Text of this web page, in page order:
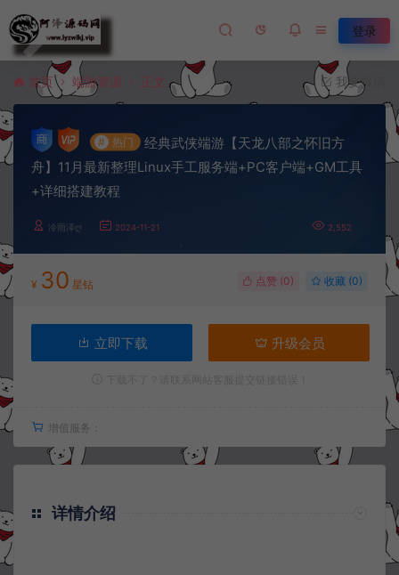
登录
首页 端游资源 正文 我要投稿
# 热门
经典武侠端游【天龙八部之怀旧方
舟】11月最新整理Linux手工服务端+PC客户端+GM工具
+详细搭建教程
冷雨泽ღ 2024-11-21 2,552
¥ 30 星钻 点赞 (0) 收藏 (0)
立即下载 升级会员
增值服务：
详情介绍